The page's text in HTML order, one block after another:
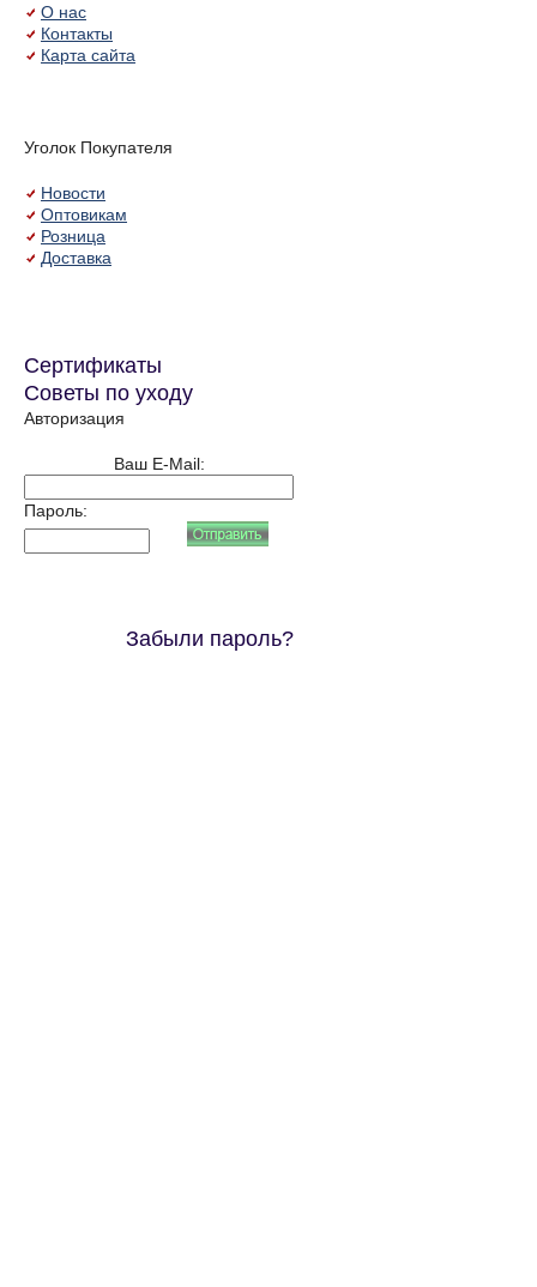
О нас
Контакты
Карта сайта
Уголок Покупателя
Новости
Оптовикам
Розница
Доставка
Сертификаты
Советы по уходу
Авторизация
Ваш E-Mail:
Пароль:
Забыли пароль?